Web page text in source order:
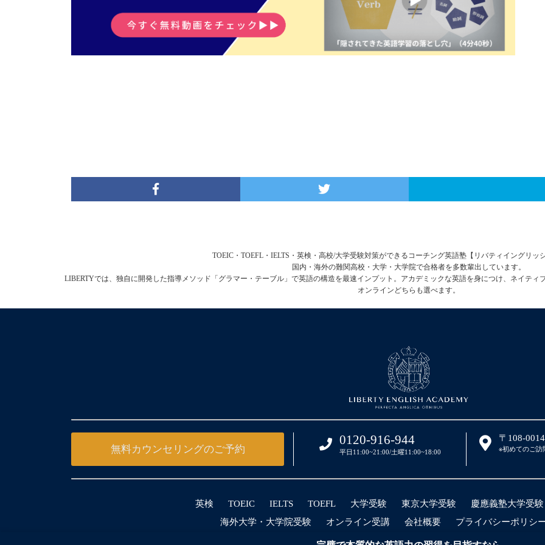
TOEIC・TOEFL・IELTS・英検・高校/大学受験対策ができるコーチング英語塾【リバティイングリッ
国内・海外の難関高校・大学・大学院で合格者を多数輩出しています。
LIBERTYでは、独自に開発した指導メソッド「グラマー・テーブル」で英語の構造を最速インプット。アカデミックな英語を身につけ、ネイティ
オンラインどちらも選べます。
無料カウンセリングのご予約
0120-916-944
平日11:00~21:00/土曜11:00~18:00
〒108-
※初めてのご訪
英検 TOEIC IELTS TOEFL 大学受験 東京大学受験 慶應義塾大学受験
海外大学・大学院受験
オンライン受講 会社概要 プライバシーポリシ